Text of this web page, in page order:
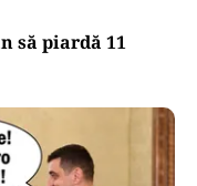
să piardă 11